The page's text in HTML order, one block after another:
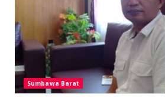
Sumbawa Barat